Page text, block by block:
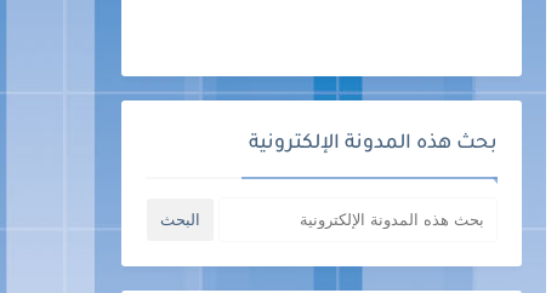
بحث هذه المدونة الإلكترونية